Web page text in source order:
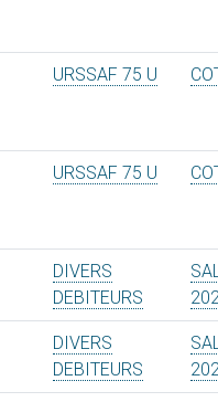
URSSAF 75 U
URSSAF 75 U
DIVERS
DEBITEURS
DIVERS
DEBITEURS